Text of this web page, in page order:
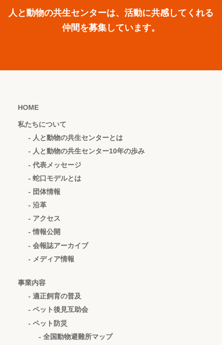
人と動物の共生センターは、活動に共感してくれる
仲間を募集しています。
HOME
私たちについて
- 人と動物の共生センターとは
- 人と動物の共生センター10年の歩み
- 代表メッセージ
- 蛇口モデルとは
- 団体情報
- 沿革
- アクセス
- 情報公開
- 会報誌アーカイブ
- メディア情報
事業内容
- 適正飼育の普及
- ペット後見互助会
- ペット防災
- 全国動物避難所マップ